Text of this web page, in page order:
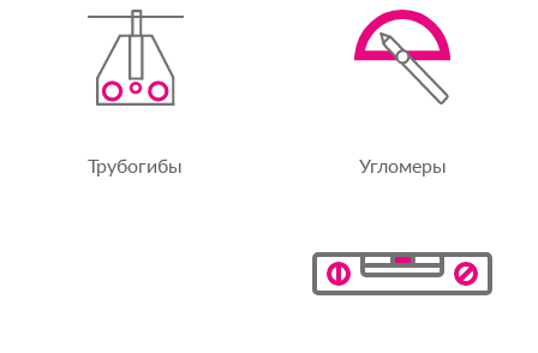
Трубогибы Угломеры